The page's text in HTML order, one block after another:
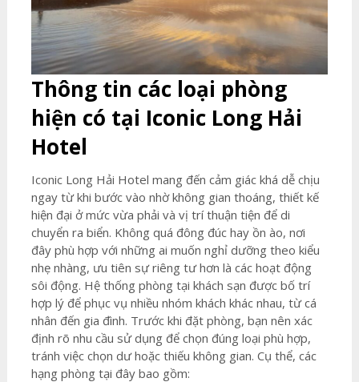
Thông tin các loại phòng
hiện có tại Iconic Long Hải
Hotel
Iconic Long Hải Hotel mang đến cảm giác khá dễ chịu
ngay từ khi bước vào nhờ không gian thoáng, thiết kế
hiện đại ở mức vừa phải và vị trí thuận tiện để di
chuyển ra biển. Không quá đông đúc hay ồn ào, nơi
đây phù hợp với những ai muốn nghỉ dưỡng theo kiểu
nhẹ nhàng, ưu tiên sự riêng tư hơn là các hoạt động
sôi động. Hệ thống phòng tại khách sạn được bố trí
hợp lý để phục vụ nhiều nhóm khách khác nhau, từ cá
nhân đến gia đình. Trước khi đặt phòng, bạn nên xác
định rõ nhu cầu sử dụng để chọn đúng loại phù hợp,
tránh việc chọn dư hoặc thiếu không gian. Cụ thể, các
hạng phòng tại đây bao gồm: